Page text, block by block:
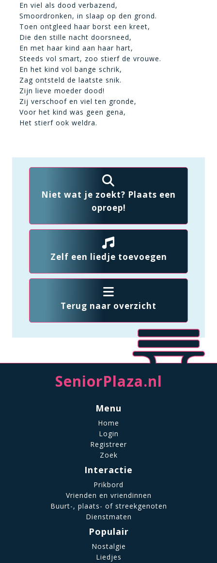
En viel als dood verbazend,
Smoordronken, in slaap op den grond.
Toen ontgleed haar borst een kreet,
Die den stille nacht doorsneed,
En met haar kind aan haar hart,
Steeds vol smart, zoo stierf de vrouwe.
En het kind vol bange schrik,
Zag ontsteld de laatste snik.
Zijn lieve moeder dood!
Zij verschoof en viel ten gronde,
Voor het kind was geen gena,
Het stierf ook weldra.
Niet wat je zoekt? Plaats een
oproep!
Zelf een liedje toevoegen
Terug naar overzicht
SeniorPlaza.nl
Menu
Home
Login
Registreer
Zoek
Interactie
Prikbord
Vrienden en vriendinnen
Buurt-, plaats- of streekgenoten
Dienstmaten
Populair
Nostalgie
Liedjes